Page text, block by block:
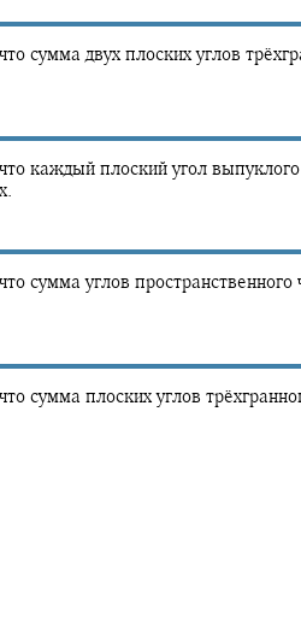
сумма двух плоских углов
каждый плоский угол
сумма углов пространственного
сумма плоских углов